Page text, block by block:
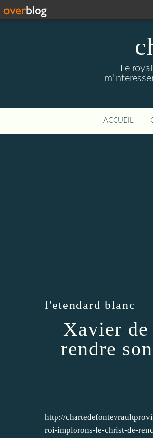
Le
ACCUEIL
l'etendard blanc
Xavier
rendre
http://
roi-implorons-le-christ-de-